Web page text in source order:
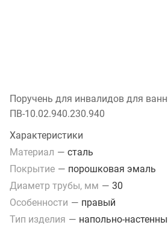
Поручень для инвалидов для
ПВ-10.02.940.230.940
Характеристики
Материал — сталь
Покрытие — порошковая эмаль
Диаметр трубы, мм — 30
Особенности — правый
Тип изделия — напольно-